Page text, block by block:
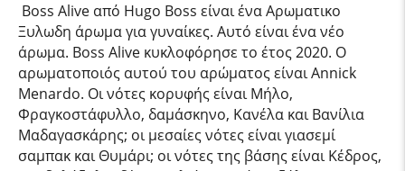
Boss Alive από Hugo Boss είναι ένα Αρωματικο
Ξυλωδη άρωμα για γυναίκες. Αυτό είναι ένα νέο
άρωμα. Boss Alive κυκλοφόρησε το έτος 2020. Ο
αρωματοποιός αυτού του αρώματος είναι Annick
Menardo. Οι νότες κορυφής είναι Μήλο,
Φραγκοστάφυλλο, δαμάσκηνο, Κανέλα και Βανίλια
Μαδαγασκάρης; οι μεσαίες νότες είναι γιασεμί
σαμπακ και Θυμάρι; οι νότες της βάσης είναι Κέδρος,